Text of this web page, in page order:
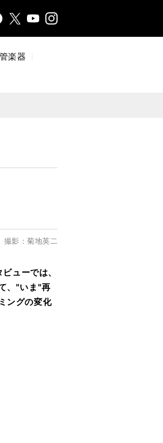
YouTInsta
楽器
影：菊地英二
ューでは、
、"いま"再
ングの変化